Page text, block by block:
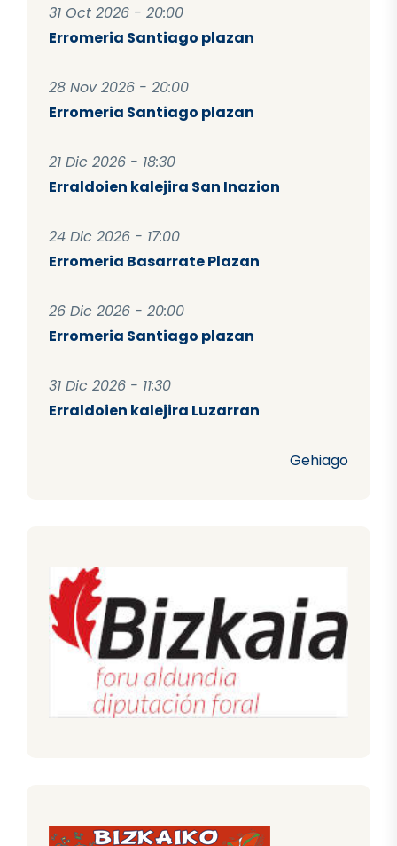
31 Oct 2026 - 20:00
Erromeria Santiago plazan
28 Nov 2026 - 20:00
Erromeria Santiago plazan
21 Dic 2026 - 18:30
Erraldoien kalejira San Inazion
24 Dic 2026 - 17:00
Erromeria Basarrate Plazan
26 Dic 2026 - 20:00
Erromeria Santiago plazan
31 Dic 2026 - 11:30
Erraldoien kalejira Luzarran
Gehiago